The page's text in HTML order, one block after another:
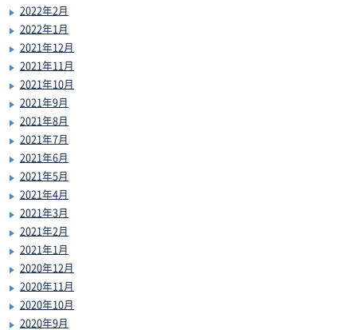
2022年2月
2022年1月
2021年12月
2021年11月
2021年10月
2021年9月
2021年8月
2021年7月
2021年6月
2021年5月
2021年4月
2021年3月
2021年2月
2021年1月
2020年12月
2020年11月
2020年10月
2020年9月